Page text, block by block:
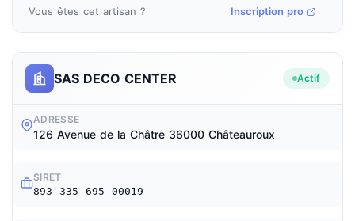
Vous êtes cet artisan ? Inscription pro
SAS DECO CENTER Actif
ADRESSE
126 Avenue de la Châtre 36000 Châteauroux
SIRET
893 335 695 00019